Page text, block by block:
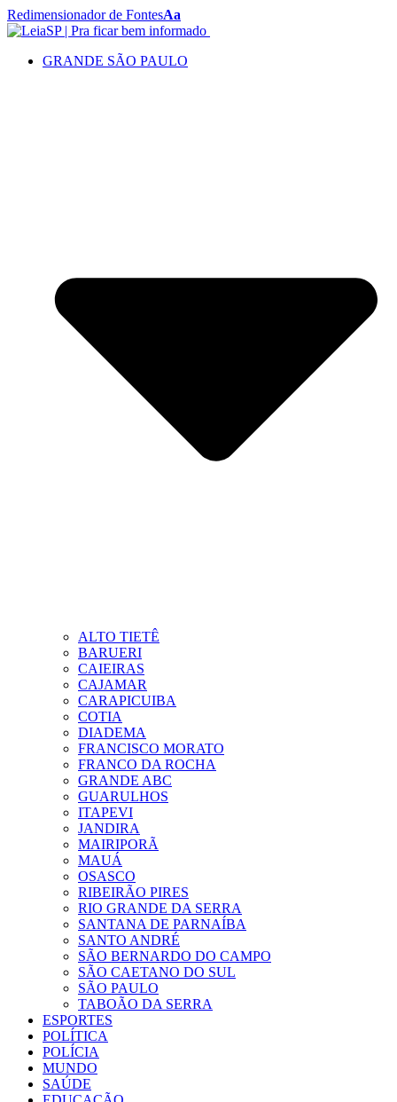
Redimensionador de FontesAa
GRANDE SÃO PAULO
ALTO TIETÊ
BARUERI
CAIEIRAS
CAJAMAR
CARAPICUIBA
COTIA
DIADEMA
FRANCISCO MORATO
FRANCO DA ROCHA
GRANDE ABC
GUARULHOS
ITAPEVI
JANDIRA
MAIRIPORÃ
MAUÁ
OSASCO
RIBEIRÃO PIRES
RIO GRANDE DA SERRA
SANTANA DE PARNAÍBA
SANTO ANDRÉ
SÃO BERNARDO DO CAMPO
SÃO CAETANO DO SUL
SÃO PAULO
TABOÃO DA SERRA
ESPORTES
POLÍTICA
POLÍCIA
MUNDO
SAÚDE